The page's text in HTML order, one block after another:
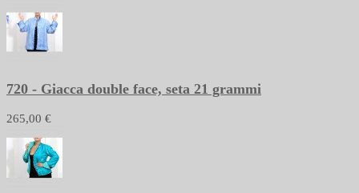
720 - Giacca double face, seta 21 grammi
265,00 €